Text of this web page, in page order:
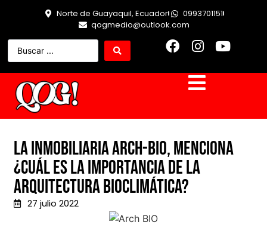
Norte de Guayaquil, Ecuador
0993701151
qogmedio@outlook.com
La inmobiliaria Arch-BIO, menciona
¿Cuál es la importancia de la
arquitectura bioclimática?
27 julio 2022